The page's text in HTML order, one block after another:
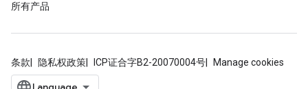
所有产品
条款 隐私权政策 ICP证合字B2-20070004号 Manage cookies